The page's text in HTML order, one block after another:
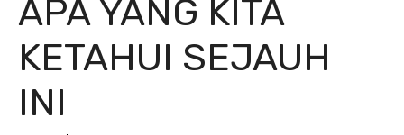
APA YANG KITA
KETAHUI SEJAUH
INI